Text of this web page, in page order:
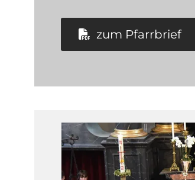
zum Pfarrbrief